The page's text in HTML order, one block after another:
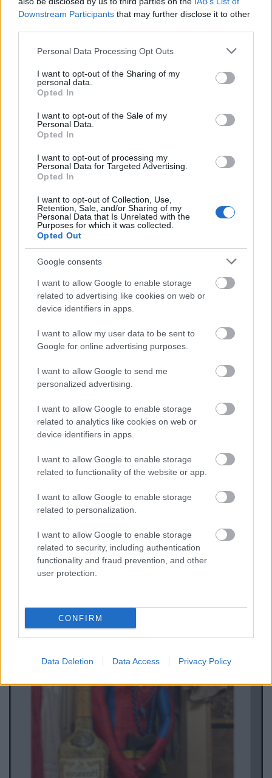
Downstream Participants that may further disclose it to other
Please note that this website/app uses one or more Google
not limited to your visit or usage behaviour. You may click to
grant or deny consent to Google and its third-party tags to
use your data for below specified purposes in below Google
consent section.
Personal Data Processing Opt Outs
I want to opt-out of the Sharing of my
personal data.
Opted In
I want to opt-out of the Sale of my
Personal Data.
Opted In
I want to opt-out of processing my
Personal Data for Targeted Advertising.
Opted In
I want to opt-out of Collection, Use,
Retention, Sale, and/or Sharing of my
Personal Data that Is Unrelated with the
Purposes for which it was collected.
Opted Out
Google consents
I want to allow Google to enable storage
related to advertising like cookies on web or
device identifiers in apps.
I want to allow my user data to be sent to
Google for online advertising purposes.
I want to allow Google to send me
personalized advertising.
I want to allow Google to enable storage
related to analytics like cookies on web or
device identifiers in apps.
I want to allow Google to enable storage
related to functionality of the website or app.
I want to allow Google to enable storage
related to personalization.
I want to allow Google to enable storage
related to security, including authentication
functionality and fraud prevention, and other
user protection.
CONFIRM
Data Deletion Data Access Privacy Policy
Érdemes megemlíteni azt is, hogy mennyire
izgalmas lehet egy olyan grafikon, amely az egyik
legfontosabb közösségi oldal, a Facebook hashtagek
és a kulcsszavak között mutatja meg valós időben az
agresszív, uszító tartalmak trendjének aktuális
világosan látszik, hogy körülbelül egy hét
leforgása alatt ezeknek a politikai témájú
erőszakos posztoknak a szintje a korábban lassú
emelkedéshez képest mindössze pár nap alatt
45%-os emelkedést produkált.
Itt aztán belefuthatunk abba a kérdésbe is, hogy
mennyire tud, vagy kell cenzúrázni szűrni egy ilyen
szolgáltatónak,annyit biztosan, hogy ne sértsen
törvényt, közízlést, jó erkölcsöt, és akit ez a
része érdekel, annak szeretettel ajánljuk a
figyelmébe a tartalomszűrésről szóló 2018-as
Tisztogatók
című filmet, illetve magának a
közösségi
oldalaknak a működését leleplező The Social
Dilemma (2020) című netflixes